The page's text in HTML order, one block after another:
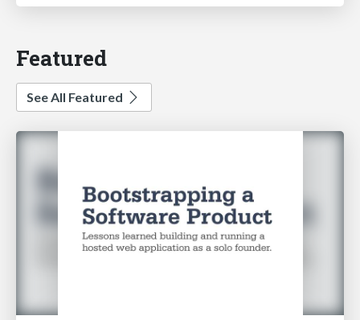
Featured
See All Featured